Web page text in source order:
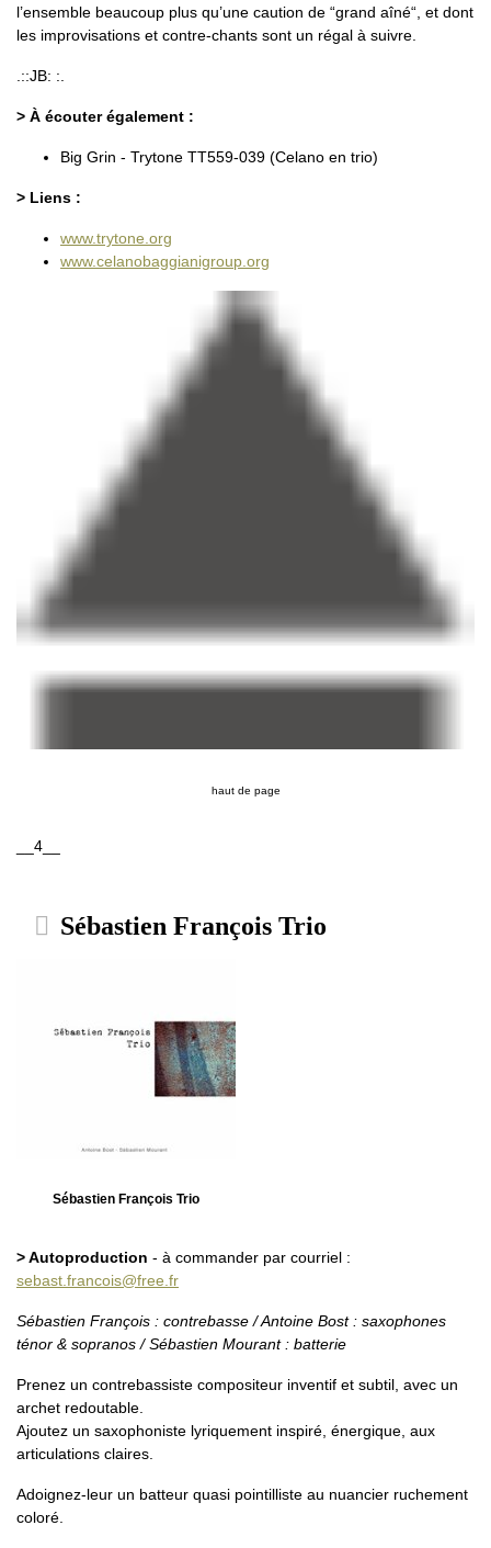
l’ensemble beaucoup plus qu’une caution de “grand aîné“, et dont
les improvisations et contre-chants sont un régal à suivre.
.::JB: :.
> À écouter également :
Big Grin - Trytone TT559-039 (Celano en trio)
> Liens :
www.trytone.org
www.celanobaggianigroup.org
haut de page
__4__
Sébastien François Trio
Sébastien François Trio
> Autoproduction - à commander par courriel :
sebast.francois@free.fr
Sébastien François : contrebasse / Antoine Bost : saxophones
ténor & sopranos / Sébastien Mourant : batterie
Prenez un contrebassiste compositeur inventif et subtil, avec un
archet redoutable.
Ajoutez un saxophoniste lyriquement inspiré, énergique, aux
articulations claires.
Adoignez-leur un batteur quasi pointilliste au nuancier ruchement
coloré.